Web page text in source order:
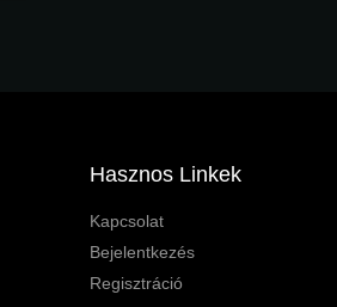
Hasznos Linkek
Kapcsolat
Bejelentkezés
Regisztráció